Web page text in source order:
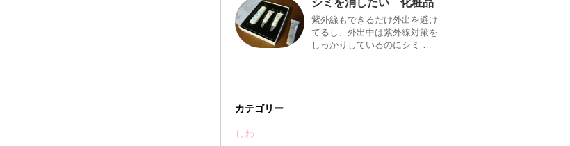
シミを消したい 化粧品
紫外線もできるだけ外出を避け
てるし、外出中は紫外線対策を
しっかりしているのにシミ …
カテゴリー
しわ